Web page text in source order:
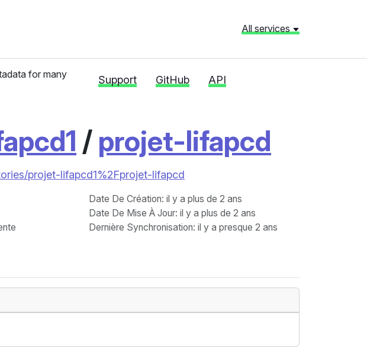
All services
for many
Support GitHub API
/ projet-lifapcd
projet-lifapcd1%2Fprojet-lifapcd
Date De Création: il y a plus de 2 ans
Date De Mise À Jour: il y a plus de 2 ans
Dernière Synchronisation: il y a presque 2 ans